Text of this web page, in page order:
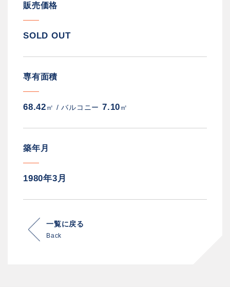
販売価格
SOLD OUT
専有面積
68.42㎡ /バルコニー 7.10㎡
築年月
1980年3月
一覧に戻る
Back